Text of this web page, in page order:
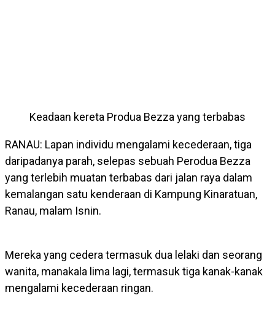
Keadaan kereta Produa Bezza yang terbabas
RANAU: Lapan individu mengalami kecederaan, tiga
daripadanya parah, selepas sebuah Perodua Bezza
yang terlebih muatan terbabas dari jalan raya dalam
kemalangan satu kenderaan di Kampung Kinaratuan,
Ranau, malam Isnin.
Mereka yang cedera termasuk dua lelaki dan seorang
wanita, manakala lima lagi, termasuk tiga kanak-kanak
mengalami kecederaan ringan.